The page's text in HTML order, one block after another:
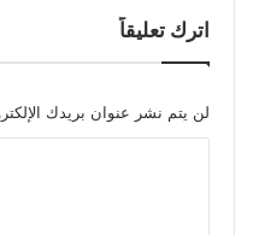
اترك تعليقاً
لن يتم نشر عنوان بريدك